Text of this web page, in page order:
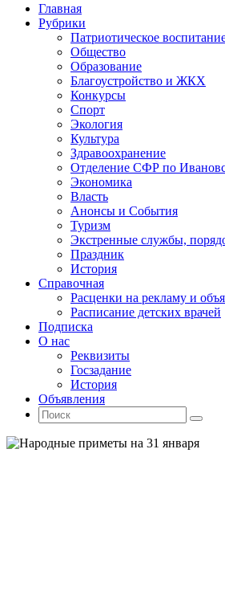
Промотать
содержимому
Главная
Рубрики
Патриотическое
Общество
Образование
Благоустройство и ЖКХ
Конкурсы
Спорт
Экология
Культура
Здравоохранение
Отделение СФР по
Экономика
Власть
Анонсы и События
Туризм
Экстренные службы,
Праздник
История
Справочная
Расценки на рекламу и
Расписание детских врачей
Подписка
О нас
Реквизиты
Госзадание
История
Объявления
Поиск
Искать:
Поиск